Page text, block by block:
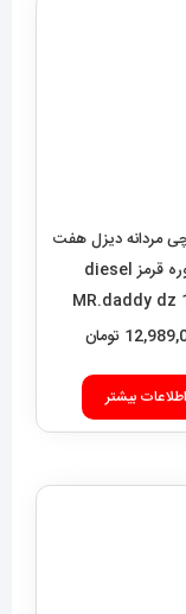
مردانه دیزل هفت
موتوره قرمز diesel
MR.daddy dz
تومان
اطلاعات بیشتر